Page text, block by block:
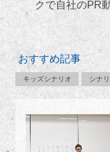
クで自社のPR
おすすめ記事
キッズシナリオ シナ